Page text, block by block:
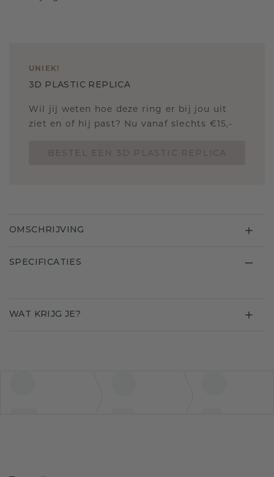
UNIEK!
3D PLASTIC REPLICA
Wil jij weten hoe deze ring er bij jou uit
ziet en of hij past? Nu vanaf slechts €15,-
OMSCHRIJVING
SPECIFICATIES
WAT KRIJG JE?